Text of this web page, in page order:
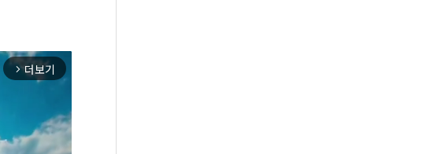
arrow_forward_ios 더보기